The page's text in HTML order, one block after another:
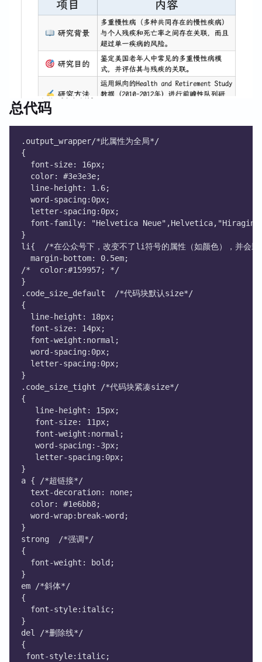
总代码
.output_wrapper/*此属性为全局*/
{
font-size: 16px;
color: #3e3e3e;
line-height: 1.6;
word-spacing:0px;
letter-spacing:0px;
font-family: "Helvetica
}
li{  /*在公众号下，改变不了li符号的属性（如颜色），并会影
margin-bottom: 0.5em;
/*  color:#159957; */
}
.code_size_default  /*代码块默认size*/
{
line-height: 18px;
font-size: 14px;
font-weight:normal;
word-spacing:0px;
letter-spacing:0px;
}
.code_size_tight /*代码块紧凑size*/
{
line-height: 15px;
font-size: 11px;
font-weight:normal;
word-spacing:-3px;
letter-spacing:0px;
}
a { /*超链接*/
text-decoration: none;
color: #1e6bb8;
word-wrap:break-word;
}
strong  /*强调*/
{
font-weight: bold;
}
em /*斜体*/
{
font-style:italic;
}
del /*删除线*/
{
font-style:italic;